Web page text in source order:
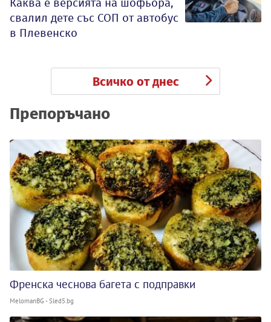
свалил дете със СОП от автобус
в Плевенско
Всичко от днес
Препоръчано
Френска чеснова багета с подправки
MelomanBG - Sled5.bg